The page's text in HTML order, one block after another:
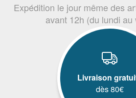
Expédition le jour même des
avant 12h (du lundi au
Livraison
dès 80€